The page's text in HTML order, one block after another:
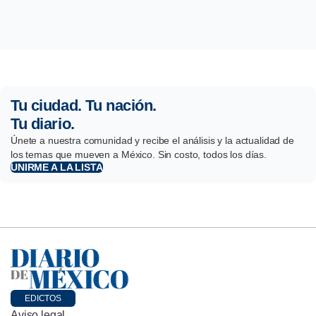
Tu ciudad. Tu nación.
Tu diario.
Únete a nuestra comunidad y recibe el análisis y la actualidad de
los temas que mueven a México. Sin costo, todos los días.
UNIRME A LA LISTA
EDICTOS